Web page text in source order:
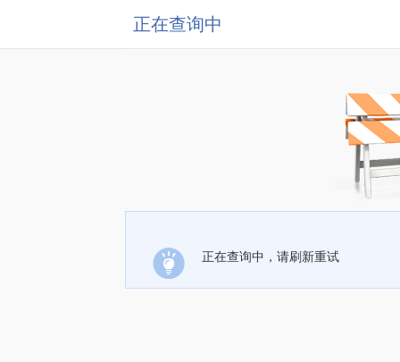
正在查询中
正在查询中，请刷新重试